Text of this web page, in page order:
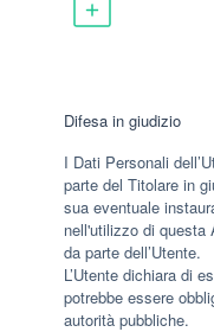
Difesa in giudizio
I Dati Personali
parte del Titolare in
sua eventuale
nell'utilizzo di questa
da parte dell’Utente.
L’Utente dichiara di
potrebbe essere
autorità pubbliche.